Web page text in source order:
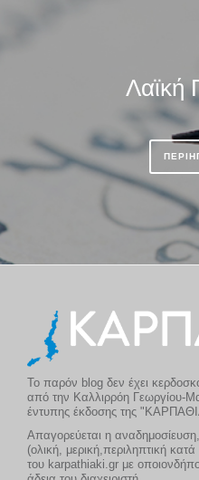
Λαϊκή
Το παρόν blog δεν έχει
από την Καλλιρρόη Γεωργίου-
έντυπης έκδοσης της
Απαγορεύεται η
(ολική, μερική,περιληπτική
του karpathiaki.gr με